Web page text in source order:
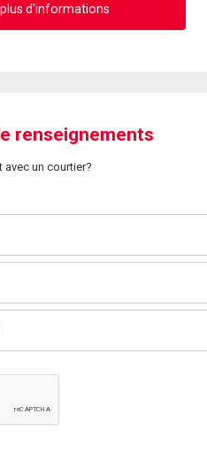
d'informations
renseignements
avec un courtier?